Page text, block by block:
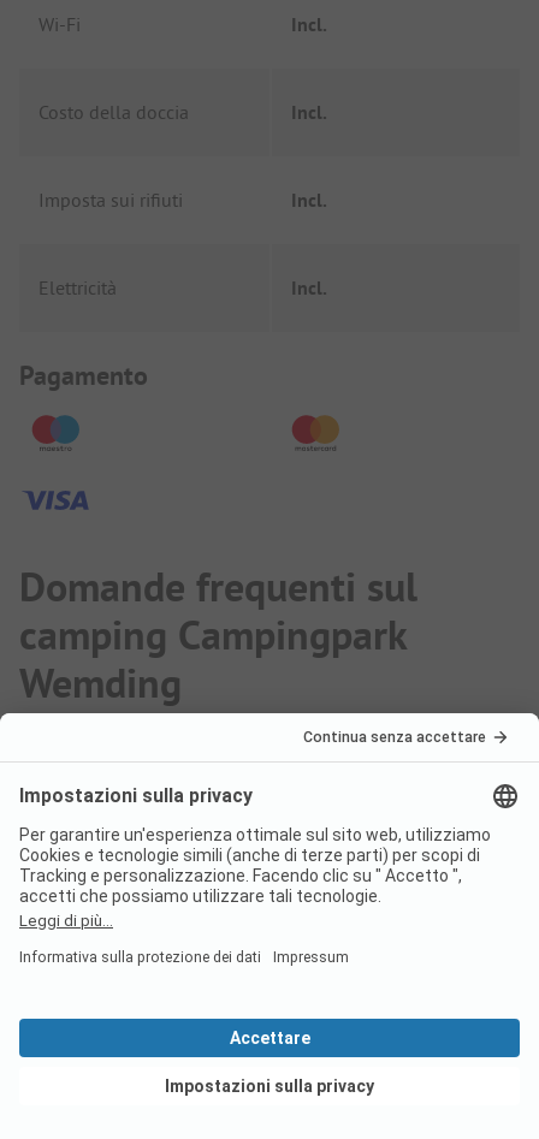
Wi-Fi Incl.
Costo della doccia Incl.
Imposta sui rifiuti Incl.
Elettricità Incl.
Informazioni sul pagamento
Pagamento
Domande frequenti sul
camping Campingpark
Wemding
Quanto costa un soggiorno nel
campeggio Campingpark
Wemding?
I prezzi del campeggio Campingpark Wemding
possono variare a seconda del soggiorno (ad es.
Vedi offerte